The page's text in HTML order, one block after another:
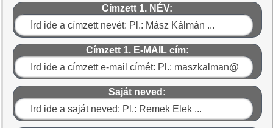
Címzett 1. NÉV:
Címzett 1. E-MAIL cím:
Saját neved: